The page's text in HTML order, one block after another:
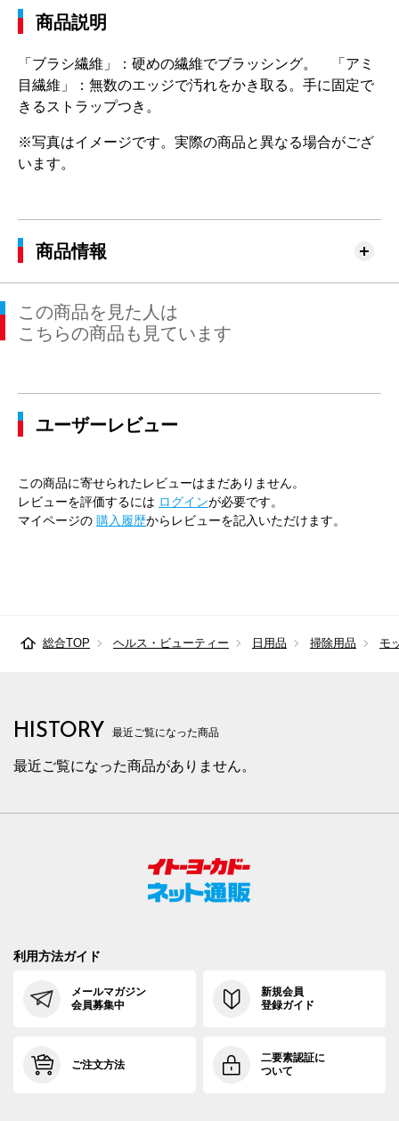
商品説明
「ブラシ繊維」：硬めの繊維でブラッシング。 「アミ
目繊維」：無数のエッジで汚れをかき取る。手に固定で
きるストラップつき。
※写真はイメージです。実際の商品と異なる場合がござ
います。
商品情報
この商品を見た人は
こちらの商品も見ています
ユーザーレビュー
この商品に寄せられたレビューはまだありません。
レビューを評価するには ログインが必要です。
マイページの 購入履歴からレビューを記入いただけます。
総合TOP ヘルス・ビューティー 日用品 掃除用品 モ
HISTORY 最近ご覧になった商品
最近ご覧になった商品がありません。
利用方法ガイド
メールマガジン
会員募集中
新規会員
登録ガイド
ご注文方法
二要素認証に
ついて